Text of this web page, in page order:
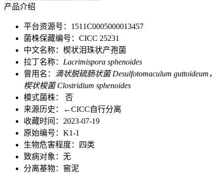
产品介绍
平台资源号：1511C0005000013457
菌株保藏编号：CICC 25231
中文名称：楔状泪珠状产孢菌
拉丁名称： Lacrimispora sphenoides
曾用名：
滴状脱硫肠状菌 Desulfotomaculum guttoideum，
楔状梭菌 Clostridium sphenoides
模式菌株： 否
来源历史：←CICC自行分离
收藏时间：2023-07-19
原始编号：K1-1
生物危害程度：四类
致病对象：无
分离基物：窖泥